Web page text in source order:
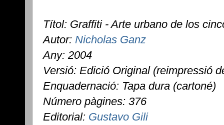
Títol: Graffiti - Arte urbano de los
Autor: Nicholas Ganz
Any: 2004
Versió: Edició Original (reimpressió
Enquadernació: Tapa dura (cartoné)
Número pàgines: 376
Editorial: Gustavo Gili